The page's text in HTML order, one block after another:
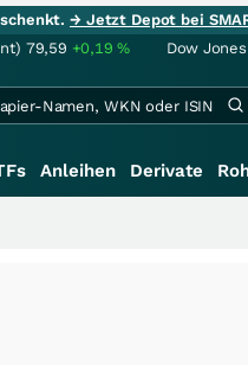
→ Jetzt Depot bei
79,59 +0,19% Dow Jones
Anleihen Derivate